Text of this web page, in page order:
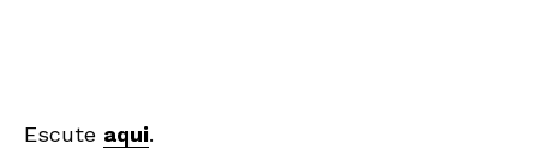
Escute aqui.